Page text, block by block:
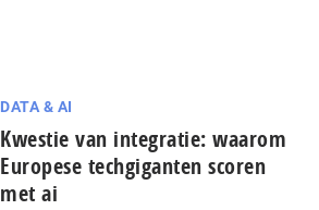
DATA & AI
Kwestie van integratie: waarom
Europese techgiganten scoren
met ai